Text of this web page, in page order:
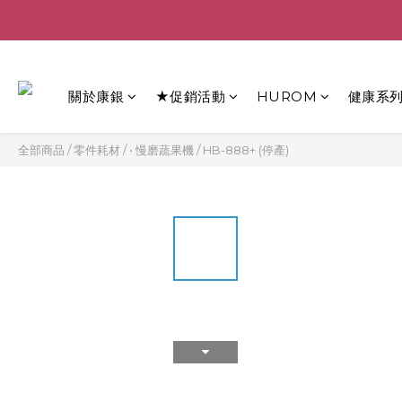
關於康銀 ★促銷活動 HUROM 健康系
全部商品 /零件耗材/• 慢磨蔬果機 /HB-888+ (停產)